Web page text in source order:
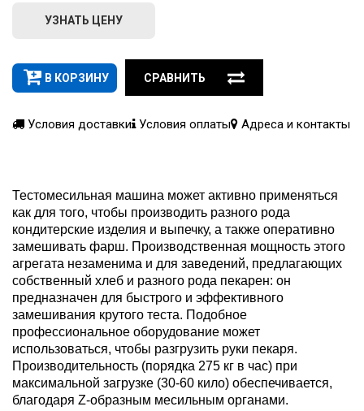
УЗНАТЬ ЦЕНУ
В КОРЗИНУ СРАВНИТЬ
Условия доставки Условия оплаты Адреса и контакты
Тестомесильная машина может активно применяться
как для того, чтобы производить разного рода
кондитерские изделия и выпечку, а также оперативно
замешивать фарш. Производственная мощность этого
агрегата незаменима и для заведений, предлагающих
собственный хлеб и разного рода пекарен: он
предназначен для быстрого и эффективного
замешивания крутого теста. Подобное
профессиональное оборудование может
использоваться, чтобы разгрузить руки пекаря.
Производительность (порядка 275 кг в час) при
максимальной загрузке (30-60 кило) обеспечивается,
благодаря Z-образным месильным органами.